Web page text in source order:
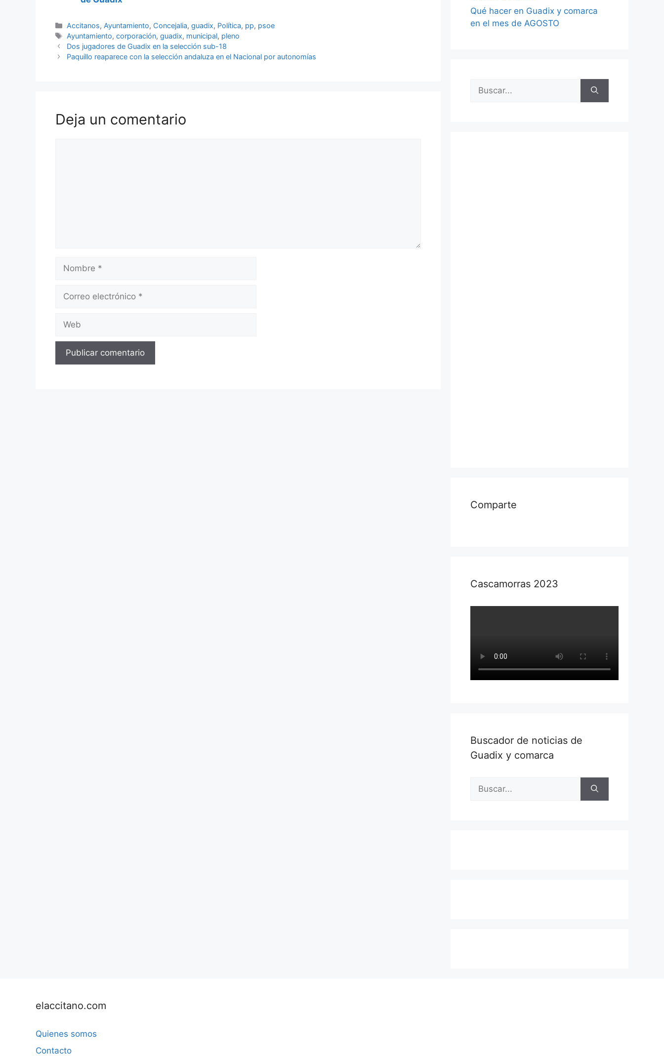
Categorías
Accitanos, Ayuntamiento, Concejalia,guadix, Política, pp, psoe
Etiquetas
Ayuntamiento,corporación,guadix, municipal, pleno
Dos jugadores de Guadix en la selección sub-18
Paquillo reaparece con la selección andaluza en el Nacional por autonomías
Deja un comentario
Nombre
Correo
Web
Qué hacer en Guadix y comarca
en el mes de AGOSTO
Buscar:
Comparte
Cascamorras 2023
Buscador de noticias de
Guadix y comarca
Buscar:
elaccitano.com
Quienes somos
Contacto